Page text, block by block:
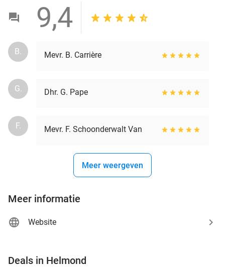
9,4
B. Mevr. B. Carrière
G. Dhr. G. Pape
F. Mevr. F. Schoonderwalt Van
Meer weergeven
Meer informatie
Website
Deals in Helmond